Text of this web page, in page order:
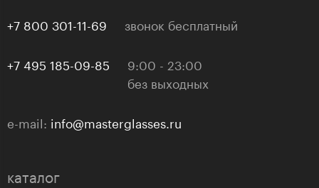
+7 800 301-11-69 звонок бесплатный
+7 495 185-09-85
9:00 - 23:00
без выходных
e-mail: info@masterglasses.ru
каталог